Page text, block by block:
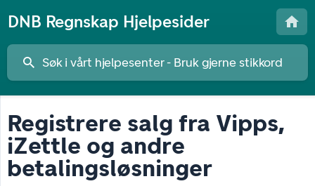
DNB Regnskap Hjelpesider
Registrere salg fra Vipps,
iZettle og andre
betalingsløsninger